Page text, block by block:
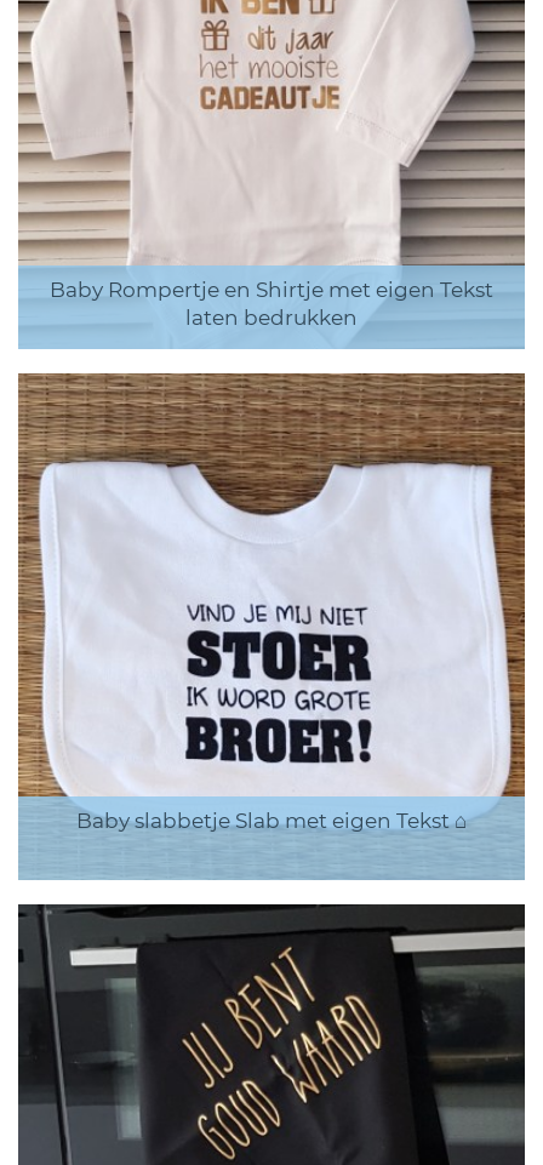
Baby Rompertje en Shirtje met eigen Tekst
laten bedrukken
Baby slabbetje Slab met eigen Tekst ⌂